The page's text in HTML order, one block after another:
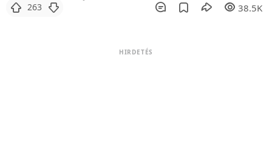
263 38.5K
HIRDETÉS